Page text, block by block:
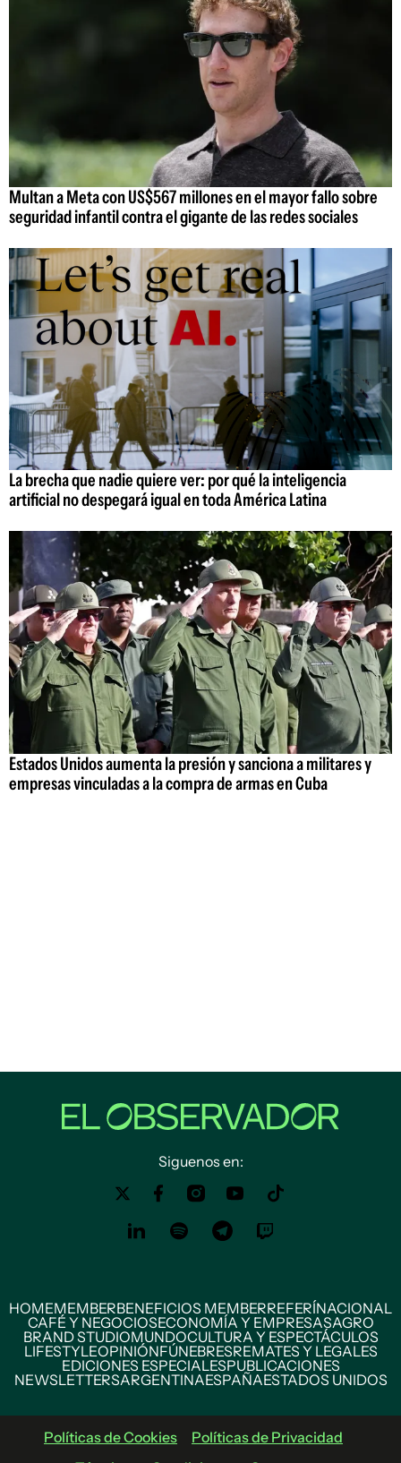
Multan a Meta con US$567 millones en el mayor fallo sobre
seguridad infantil contra el gigante de las redes sociales
La brecha que nadie quiere ver: por qué la inteligencia
artificial no despegará igual en toda América Latina
Estados Unidos aumenta la presión y sanciona a militares y
empresas vinculadas a la compra de armas en Cuba
Siguenos en:
HOMEMEMBERBENEFICIOS MEMBERREFERÍNACIONAL
CAFÉ Y NEGOCIOSECONOMÍA Y EMPRESASAGRO
BRAND STUDIOMUNDOCULTURA Y ESPECTÁCULOS
LIFESTYLEOPINIÓNFÚNEBRESREMATES Y LEGALES
EDICIONES ESPECIALESPUBLICACIONES
NEWSLETTERSARGENTINAESPAÑAESTADOS UNIDOS
Políticas de Cookies
Políticas de Privacidad